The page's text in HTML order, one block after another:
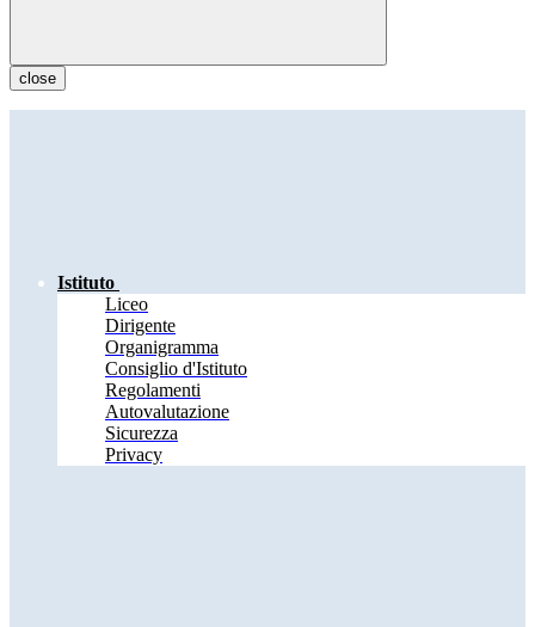
close
Istituto
Liceo
Dirigente
Organigramma
Consiglio d'Istituto
Regolamenti
Autovalutazione
Sicurezza
Privacy